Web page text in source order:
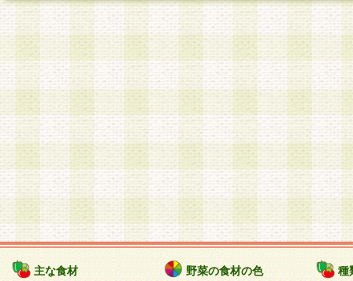
主な食材 野菜の食材の色 種